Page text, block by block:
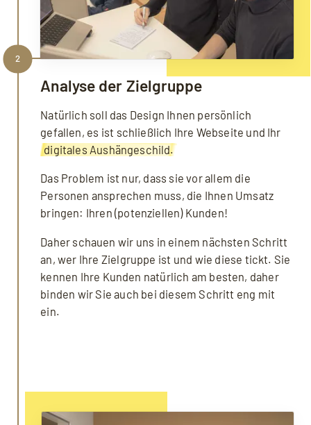
Analyse der Zielgruppe
Natürlich soll das Design Ihnen persönlich
gefallen, es ist schließlich Ihre Webseite und Ihr
digitales Aushängeschild.
Das Problem ist nur, dass sie vor allem die
Personen ansprechen muss, die Ihnen Umsatz
bringen: Ihren (potenziellen) Kunden!
Daher schauen wir uns in einem nächsten Schritt
an, wer Ihre Zielgruppe ist und wie diese tickt. Sie
kennen Ihre Kunden natürlich am besten, daher
binden wir Sie auch bei diesem Schritt eng mit
ein.
2